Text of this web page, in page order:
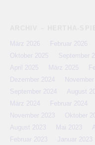
März 2026 Februar 2026
Oktober 2025
September
April 2025
März 2025
Dezember 2024
November
September 2024
August
März 2024
Februar 2024
November 2023
Oktober
August 2023
Mai 2023
Februar 2023
Januar 2023